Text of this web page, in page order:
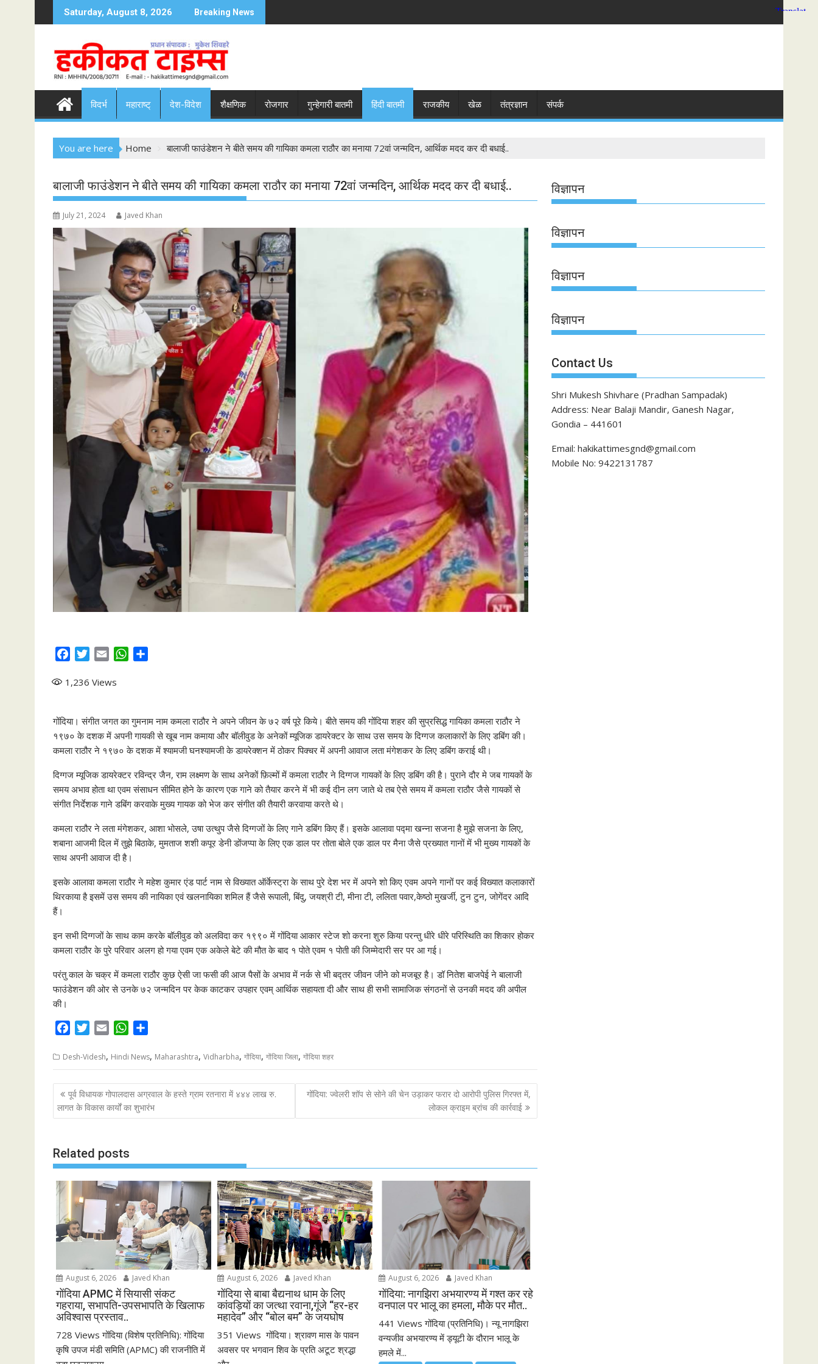
k
n
Saturday, August 8, 2026 Breaking News
विदर्भ महाराष्ट् देश-विदेश शैक्षणिक रोजगार गुन्हेगारी बातमी हिंदी बातमी राजकीय खेळ तंत्रज्ञान संपर्क
You are here Home बालाजी फाउंडेशन ने बीते समय की गायिका कमला राठौर का मनाया 72वां जन्मदिन, आर्थिक मदद कर दी बधाई..
बालाजी फाउंडेशन ने बीते समय की गायिका कमला राठौर का मनाया 72वां जन्मदिन, आर्थिक मदद कर दी बधाई..
July 21, 2024 Javed Khan
c
o
o
k
e
r
a
W
A
p
p
1,236 Views
गोंदिया। संगीत जगत का गुमनाम नाम कमला राठौर ने अपने जीवन के ७२ वर्ष पूरे किये। बीते समय की गोंदिया शहर की सुप्रसिद्ध गायिका कमला राठौर ने
१९७० के दशक में अपनी गायकी से खूब नाम कमाया और बॉलीवुड के अनेकों म्यूजिक डायरेक्टर के साथ उस समय के दिग्गज कलाकारों के लिए डबिंग की।
कमला राठौर ने १९७० के दशक में श्यामजी घनश्यामजी के डायरेक्शन में ठोकर पिक्चर में अपनी आवाज लता मंगेशकर के लिए डबिंग कराई थी।
दिग्गज म्यूजिक डायरेक्टर रविन्द्र जैन, राम लक्ष्मण के साथ अनेकों फ़िल्मों में कमला राठौर ने दिग्गज गायकों के लिए डबिंग की है। पुराने दौर मे जब गायकों के
समय अभाव होता था एवम संसाधन सीमित होने के कारण एक गाने को तैयार करने में भी कई दीन लग जाते थे तब ऐसे समय में कमला राठौर जैसे गायकों से
संगीत निर्देशक गाने डबिंग करवाके मुख्य गायक को भेज कर संगीत की तैयारी करवाया करते थे।
कमला राठौर ने लता मंगेशकर, आशा भोसले, उषा उत्थुप जैसे दिग्गजों के लिए गाने डबिंग किए हैं। इसके आलावा पद्मा खन्ना सजना है मुझे सजना के लिए,
शबाना आजमी दिल में तुझे बिठाके, मुमताज शशी कपूर डेनी डोंजप्पा के लिए एक डाल पर तोता बोले एक डाल पर मैना जैसे प्रख्यात गानों में भी मुख्य गायकों के
साथ अपनी आवाज दी है।
इसके आलावा कमला राठौर ने महेश कुमार एंड पार्ट नाम से विख्यात ऑर्केस्ट्रा के साथ पुरे देश भर में अपने शो किए एवम अपने गानों पर कई विख्यात कलाकारों
थिरकाया है इसमें उस समय की नायिका एवं खलनायिका शमिल हैं जैसे रूपाली, बिंदु, जयश्री टी, मीना टी, ललिता पवार,केष्ठो मुखर्जी, टुन टुन, जोगेंदर आदि
हैं।
इन सभी दिग्गजों के साथ काम करके बॉलीवुड को अलविदा कर १९९० में गोंदिया आकार स्टेज शो करना शुरु किया परन्तु धीरे धीरे परिस्थिति का शिकार होकर
कमला राठौर के पुरे परिवार अलग हो गया एवम एक अकेले बेटे की मौत के बाद १ पोते एवम १ पोती की जिम्मेदारी सर पर आ गई।
परंतु काल के चक्र में कमला राठौर कुछ ऐसी जा फसी की आज पैसों के अभाव में नर्क से भी बद्तर जीवन जीने को मजबूर है। डॉ नितेश बाजपेई ने बालाजी
फाउंडेशन की ओर से उनके ७२ जन्मदिन पर केक काटकर उपहार एवम् आर्थिक सहायता दी और साथ ही सभी सामाजिक संगठनों से उनकी मदद की अपील
की।
c
e
b
o
o
i
t
t
e
r
a
i
l
W
a
t
s
A
p
a
r
e
Desh-Videsh, Hindi News, Maharashtra, Vidharbha, गोंदिया, गोंदिया जिला, गोंदिया शहर
P
o
n
a
v
g
a
i
o
n
पूर्व विधायक गोपालदास अग्रवाल के हस्ते ग्राम रतनारा में ४४४ लाख रु.
लागत के विकास कार्यों का शुभारंभ
गोंदिया: ज्वेलरी शॉप से सोने की चेन उड़ाकर फरार दो आरोपी पुलिस गिरफ्त में,
लोकल क्राइम ब्रांच की कार्रवाई
Related posts
August 6, 2026 Javed Khan
गोंदिया APMC में सियासी संकट
गहराया, सभापति-उपसभापति के खिलाफ
अविश्वास प्रस्ताव..
728 Views गोंदिया (विशेष प्रतिनिधि): गोंदिया
कृषि उपज मंडी समिति (APMC) की राजनीति में
August 6, 2026 Javed Khan
गोंदिया से बाबा बैद्यनाथ धाम के लिए
कांवड़ियों का जत्था रवाना,गूंजे “हर-हर
महादेव” और “बोल बम” के जयघोष
351 Views गोंदिया। श्रावण मास के पावन
अवसर पर भगवान शिव के प्रति अटूट श्रद्धा
August 6, 2026 Javed Khan
गोंदिया: नागझिरा अभयारण्य में गश्त कर रहे
वनपाल पर भालू का हमला, मौके पर मौत..
441 Views गोंदिया (प्रतिनिधि)। न्यू नागझिरा
वन्यजीव अभयारण्य में ड्यूटी के दौरान भालू के
हमले में...
विज्ञापन
विज्ञापन
विज्ञापन
विज्ञापन
Contact Us
Shri Mukesh Shivhare (Pradhan Sampadak)
Address: Near Balaji Mandir, Ganesh Nagar,
Gondia – 441601
Email: hakikattimesgnd@gmail.com
Mobile No: 9422131787